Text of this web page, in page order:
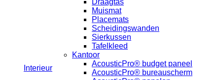
Interieur
Muismat
Placemats
Scheidingswanden
Sierkussen
Tafelkleed
Kantoor
AcousticPro® budget paneel
AcousticPro® bureauscherm